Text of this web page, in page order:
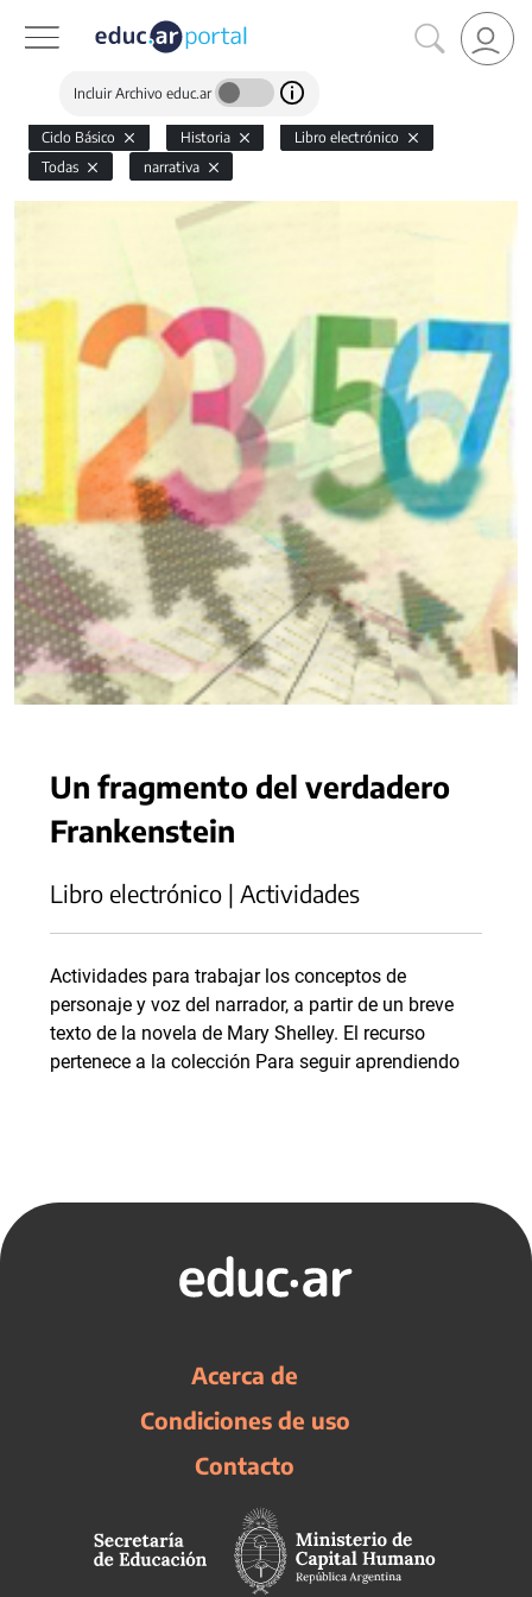
Incluir Archivo educ.ar
Ciclo Básico Historia
Libro electrónico
Todas
narrativa
Un fragmento del verdadero
Frankenstein
Libro electrónico | Actividades
Actividades para trabajar los conceptos de
personaje y voz del narrador, a partir de un breve
texto de la novela de Mary Shelley. El recurso
pertenece a la colección Para seguir aprendiendo
Acerca de
Condiciones de uso
Contacto